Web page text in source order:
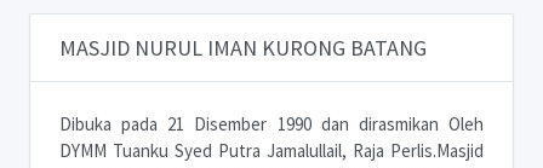
MASJID NURUL IMAN KURONG BATANG
Dibuka pada 21 Disember 1990 dan dirasmikan Oleh
DYMM Tuanku Syed Putra Jamalullail, Raja Perlis.Masjid